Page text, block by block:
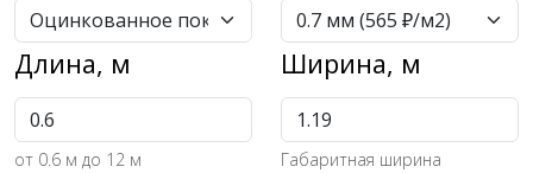
Длина, м
от 0.6 м до 12 м
Ширина, м
Габаритная ширина